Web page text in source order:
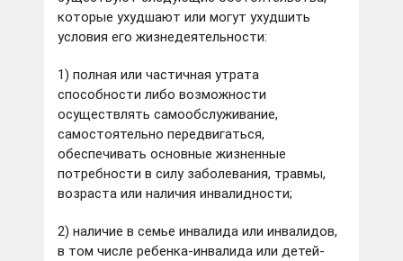
которые ухудшают или могут ухудшить
условия его жизнедеятельности:
1) полная или частичная утрата
способности либо возможности
осуществлять самообслуживание,
самостоятельно передвигаться,
обеспечивать основные жизненные
потребности в силу заболевания, травмы,
возраста или наличия инвалидности;
2) наличие в семье инвалида или инвалидов,
в том числе ребенка-инвалида или детей-